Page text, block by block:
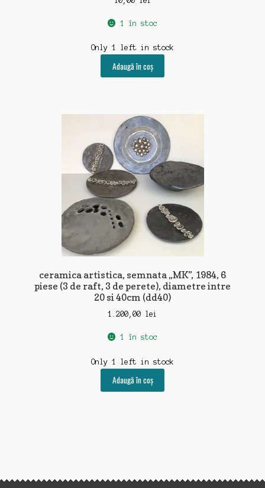
1 în stoc
Only 1 left in stock
Adaugă în coș
ceramica artistica, semnata „MK”, 1984, 6
piese (3 de raft, 3 de perete), diametre intre
20 si 40cm (dd40)
1.200,00 lei
1 în stoc
Only 1 left in stock
Adaugă în coș